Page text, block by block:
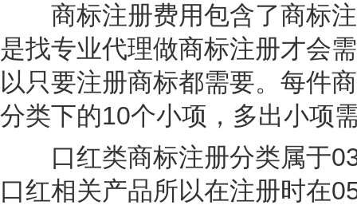
商标注册费用包含了商标注
是找专业代理做商标注册才会
以只要注册商标都需要。每件
分类下的10个小项，多出小项
口红类商标注册分类属于03
口红相关产品所以在注册时在